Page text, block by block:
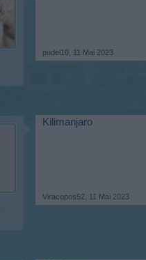
pudel10 11 Mai 2023
Kilimanjaro
Viracopos52 11 Mai 2023